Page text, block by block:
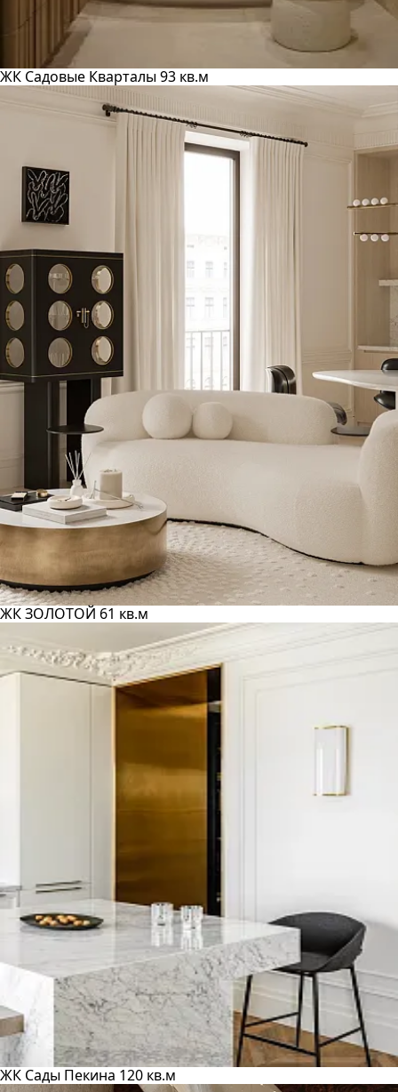
ЖК Садовые Кварталы 93 кв.м
ЖК ЗОЛОТОЙ 61 кв.м
ЖК Сады Пекина 120 кв.м